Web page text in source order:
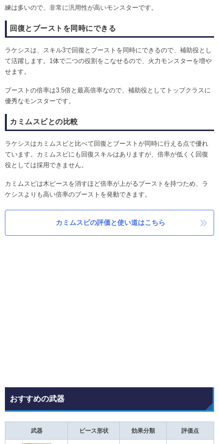
練は多いので、非常に汎用性が高いモンスターです。
回復とブーストを同時にできる
ラケシスは、スキル3で回復とブーストを同時にできるので、補助役とし
て活躍します。1体で二つの役割をこなせるので、火力モンスターを増や
せます。
ブーストの倍率は3.5倍と最高倍率なので、補助役としてトップクラスに
優秀なモンスターです。
カミムスビとの比較
ラケシスはカミムスビと比べて回復とブーストが同時に行える点で優れ
ています。カミムスビにも回復スキルはありますが、倍率が低くく回復
役としては採用できません。
カミムスビは木ピースを消すほど倍率が上がるブーストを持つため、ラ
ケシスよりも高い倍率のブーストを発動できます。
カミムスビの評価と使い道はこちら
おすすめの武器
武器 ピース形状 効果分類 評価点